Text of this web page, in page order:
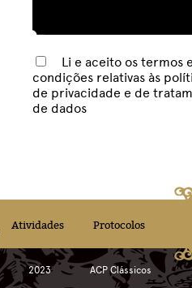
Li e aceito os termos
condições relativas às
de privacidade e de
de dados
Atividades Protocolos
2023 ACP Clássicos